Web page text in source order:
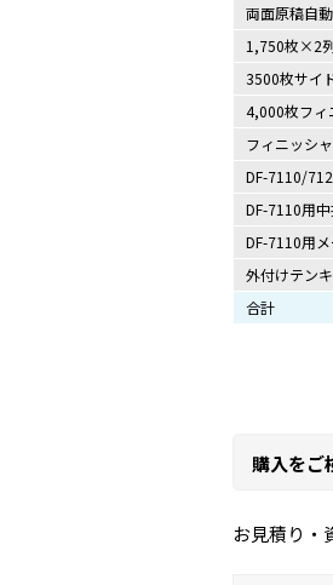
両面原稿自
1,750枚×2
3500枚サイ
4,000枚フィ
フィニッシ
DF-7110/
DF-7110用
DF-7110用
外付けテン
合計
購入をご
お見積り・